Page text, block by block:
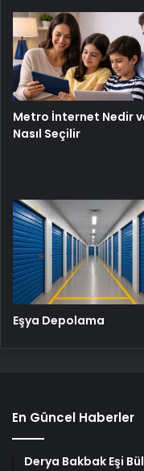
Metro İnternet Nedir
Nasıl Seçilir
Eşya Depolama
En Güncel Haberler
Derya Bakbak Eşi